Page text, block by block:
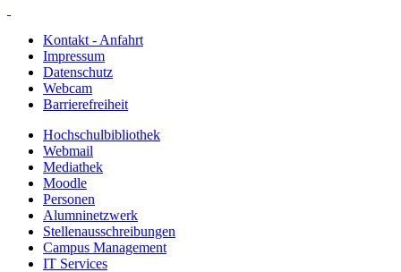
Kontakt - Anfahrt
Impressum
Datenschutz
Webcam
Barrierefreiheit
Hochschulbibliothek
Webmail
Mediathek
Moodle
Personen
Alumninetzwerk
Stellenausschreibungen
Campus Management
IT Services